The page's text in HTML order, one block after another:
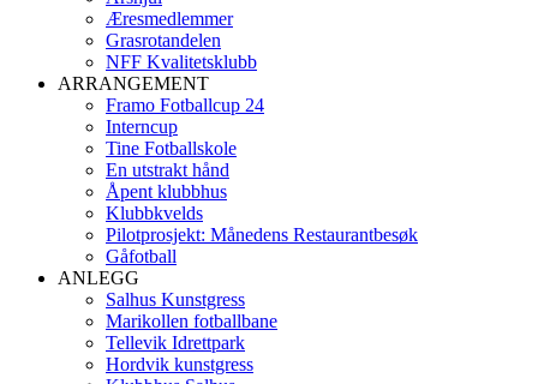
Æresmedlemmer
Grasrotandelen
NFF Kvalitetsklubb
ARRANGEMENT
Framo Fotballcup 24
Interncup
Tine Fotballskole
En utstrakt hånd
Åpent klubbhus
Klubbkvelds
Pilotprosjekt: Månedens Restaurantbesøk
Gåfotball
ANLEGG
Salhus Kunstgress
Marikollen fotballbane
Tellevik Idrettpark
Hordvik kunstgress